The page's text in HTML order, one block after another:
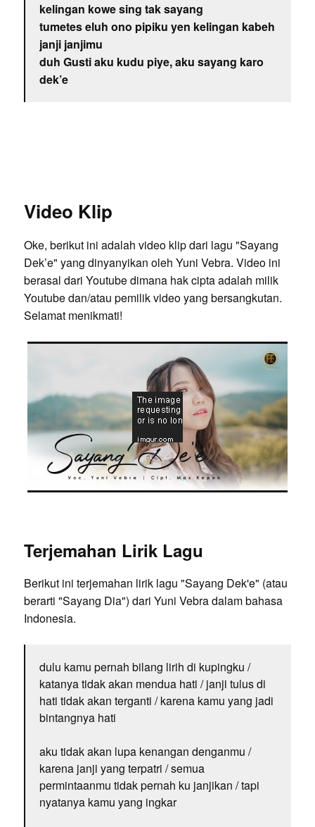
kelingan kowe sing tak sayang
tumetes eluh ono pipiku yen kelingan kabeh
janji janjimu
duh Gusti aku kudu piye, aku sayang karo
dek’e
Video Klip
Oke, berikut ini adalah video klip dari lagu "Sayang
Dek’e" yang dinyanyikan oleh Yuni Vebra. Video ini
berasal dari Youtube dimana hak cipta adalah milik
Youtube dan/atau pemilik video yang bersangkutan.
Selamat menikmati!
Terjemahan Lirik Lagu
Berikut ini terjemahan lirik lagu "Sayang Dek'e" (atau
berarti "Sayang Dia") dari Yuni Vebra dalam bahasa
Indonesia.
dulu kamu pernah bilang lirih di kupingku /
katanya tidak akan mendua hati / janji tulus di
hati tidak akan terganti / karena kamu yang jadi
bintangnya hati
aku tidak akan lupa kenangan denganmu /
karena janji yang terpatri / semua
permintaanmu tidak pernah ku janjikan / tapi
nyatanya kamu yang ingkar